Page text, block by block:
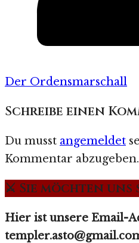
Der Ordensmarschall
Schreibe einen
Du musst angemeldet
Kommentar abzugeben.
⚔️ Sie möchten uns
Hier ist unsere Email-